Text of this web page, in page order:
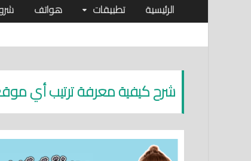
الرئيسية تطبيقات هواتف
شرح كيفية معرفة ترتيب أي